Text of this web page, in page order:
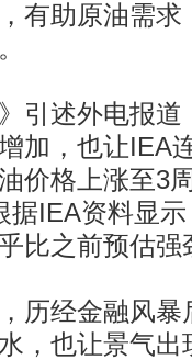
有助原油需求
述外电报道
加，也让IEA
价格上涨至3
据IEA资料显
比之前预估强
经金融风暴
，也让景气出